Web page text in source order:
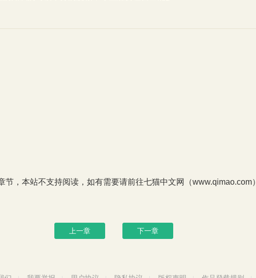
节，本站不支持阅读，如有需要请前往七猫中文网（www.qimao.com）
上一章 下一章